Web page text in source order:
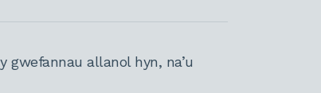
gwefannau allanol hyn, na’u